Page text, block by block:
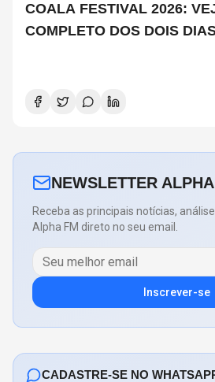
COALA FESTIVAL 2026:
COMPLETO DOS DOIS
NEWSLETTER
Receba as principais notícias,
Alpha FM direto no seu email.
Inscrever-se
CADASTRE-SE NO